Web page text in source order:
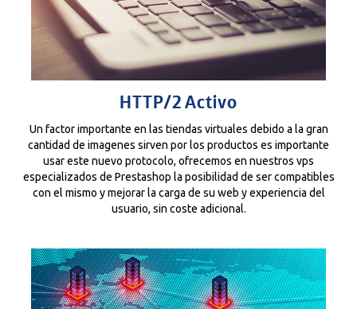
HTTP/2 Activo
Un factor importante en las tiendas virtuales debido a la gran
cantidad de imagenes sirven por los productos es importante
usar este nuevo protocolo, ofrecemos en nuestros vps
especializados de Prestashop la posibilidad de ser compatibles
con el mismo y mejorar la carga de su web y experiencia del
usuario, sin coste adicional.